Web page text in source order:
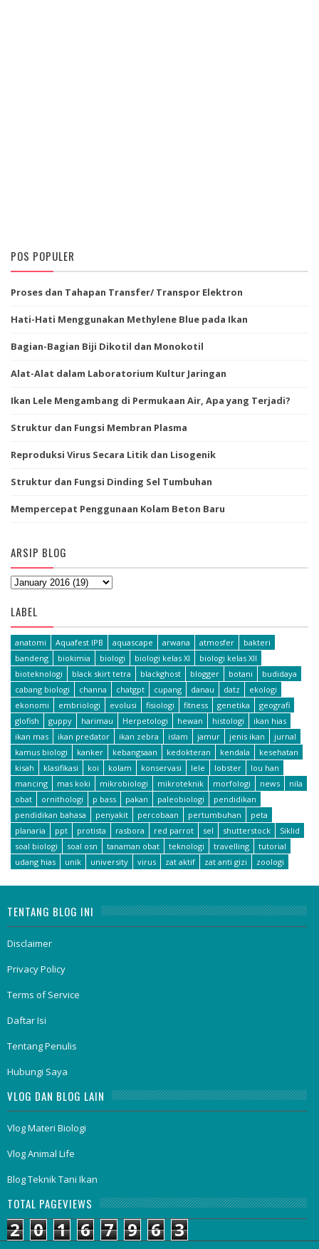
POS POPULER
Proses dan Tahapan Transfer/ Transpor Elektron
Hati-Hati Menggunakan Methylene Blue pada Ikan
Bagian-Bagian Biji Dikotil dan Monokotil
Alat-Alat dalam Laboratorium Kultur Jaringan
Ikan Lele Mengambang di Permukaan Air, Apa yang Terjadi?
Struktur dan Fungsi Membran Plasma
Reproduksi Virus Secara Litik dan Lisogenik
Struktur dan Fungsi Dinding Sel Tumbuhan
Mempercepat Penggunaan Kolam Beton Baru
ARSIP BLOG
LABEL
anatomi Aquafest IPB aquascape arwana atmosfer
bakteri
bandeng
biokimia biologi biologi kelas XI
biologi kelas XII
bioteknologi
black skirt tetra blackghost blogger botani
budidaya
cabang biologi
channa chatgpt cupang danau datz
ekologi
ekonomi
embriologi evolusi fisiologi fitness genetika
geografi
glofish
guppy harimau Herpetologi hewan histologi
ikan hias
ikan mas
ikan predator ikan zebra islam jamur jenis ikan
jurnal
kamus biologi
kanker kebangsaan kedokteran kendala
kesehatan
kisah
klasifikasi koi kolam konservasi lele lobster
lou han
mancing
mas koki mikrobiologi mikroteknik morfologi news
nila
obat
ornithologi p bass pakan paleobiologi
pendidikan
pendidikan bahasa
penyakit percobaan pertumbuhan
peta
planaria
ppt protista rasbora red parrot sel shutterstock
Siklid
soal biologi
soal osn tanaman obat teknologi travelling
tutorial
udang hias
unik university virus zat aktif zat anti gizi zoologi
TENTANG BLOG INI
Disclaimer
Privacy Policy
Terms of Service
Daftar Isi
Tentang Penulis
Hubungi Saya
VLOG DAN BLOG LAIN
Vlog Materi Biologi
Vlog Animal Life
Blog Teknik Tani Ikan
TOTAL PAGEVIEWS
2 0 1 6 7 9 6 3